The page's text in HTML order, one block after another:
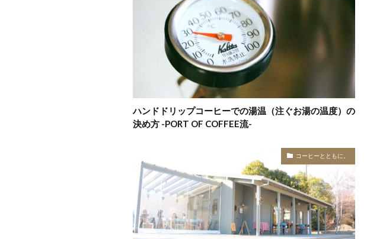
ハンドドリップコーヒーでの湯温（注ぐお湯の温度）の
決め方 -PORT OF COFFEE流-
コーヒーとともに。